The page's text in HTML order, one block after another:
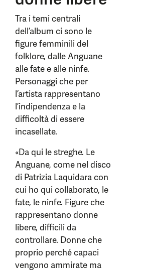
Tra i temi centrali
dell’album ci sono le
figure femminili del
folklore, dalle Anguane
alle fate e alle ninfe.
Personaggi che per
l’artista rappresentano
l’indipendenza e la
difficoltà di essere
incasellate.
«Da qui le streghe. Le
Anguane, come nel disco
di Patrizia Laquidara con
cui ho qui collaborato, le
fate, le ninfe. Figure che
rappresentano donne
libere, difficili da
controllare. Donne che
proprio perché capaci
vengono ammirate ma